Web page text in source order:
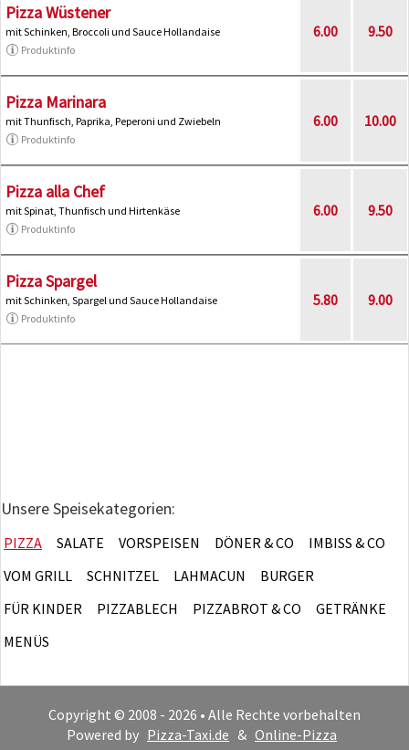
Pizza Wüstener
mit Schinken, Broccoli und Sauce Hollandaise
Produktinfo
6.00 9.50
Pizza Marinara
mit Thunfisch, Paprika, Peperoni und Zwiebeln
Produktinfo
6.00 10.00
Pizza alla Chef
mit Spinat, Thunfisch und Hirtenkäse
Produktinfo
6.00 9.50
Pizza Spargel
mit Schinken, Spargel und Sauce Hollandaise
Produktinfo
5.80 9.00
Unsere Speisekategorien:
PIZZA SALATE VORSPEISEN DÖNER & CO
IMBISS & CO
VOM GRILL
SCHNITZEL LAHMACUN
BURGER
FÜR KINDER
PIZZABLECH PIZZABROT & CO
GETRÄNKE
MENÜS
Copyright © 2008 - 2026 • Alle Rechte vorbehalten
Powered by Pizza-Taxi.de & Online-Pizza